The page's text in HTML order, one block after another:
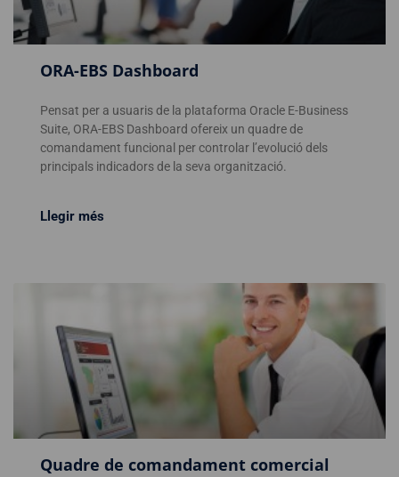
ORA-EBS Dashboard
Pensat per a usuaris de la plataforma Oracle E-Business
Suite, ORA-EBS Dashboard ofereix un quadre de
comandament funcional per controlar l’evolució dels
principals indicadors de la seva organització.
Llegir més
Quadre de comandament comercial